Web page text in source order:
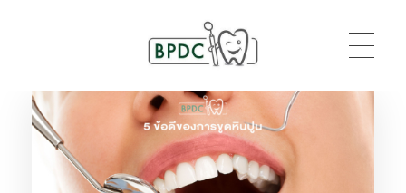
BPDC
แค่เว็บเวิร์ดเพรสเว็บหนึ่ง